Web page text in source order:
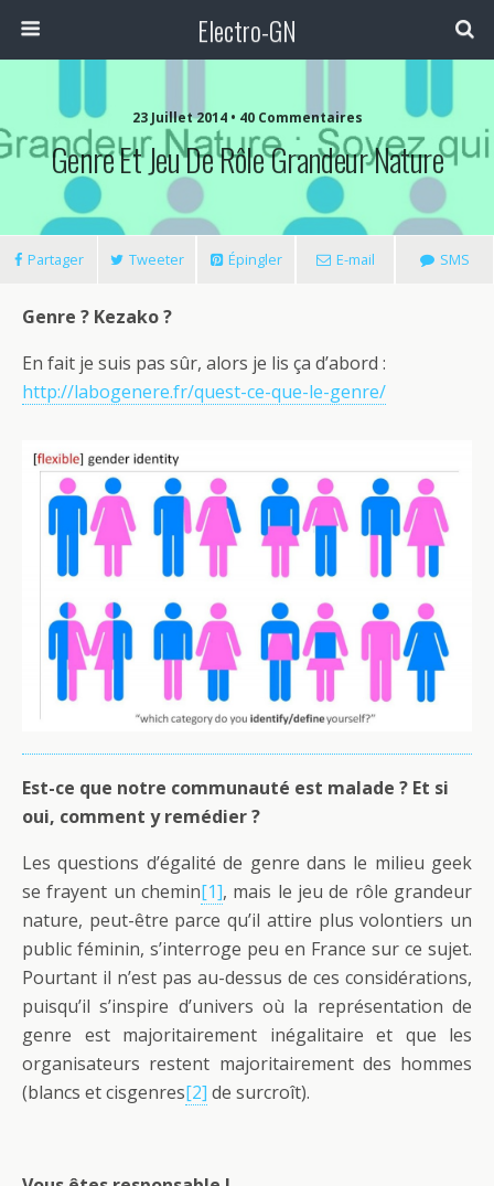
Electro-GN
23 Juillet 2014 • 40 Commentaires
Genre Et Jeu De Rôle Grandeur Nature
Partager Tweeter Épingler E-mail SMS
Genre ? Kezako ?
En fait je suis pas sûr, alors je lis ça d’abord :
http://labogenere.fr/quest-ce-que-le-genre/
Est-ce que notre communauté est malade ? Et si
oui, comment y remédier ?
Les questions d’égalité de genre dans le milieu geek
se frayent un chemin[1], mais le jeu de rôle grandeur
nature, peut-être parce qu’il attire plus volontiers un
public féminin, s’interroge peu en France sur ce sujet.
Pourtant il n’est pas au-dessus de ces considérations,
puisqu’il s’inspire d’univers où la représentation de
genre est majoritairement inégalitaire et que les
organisateurs restent majoritairement des hommes
(blancs et cisgenres[2] de surcroît).